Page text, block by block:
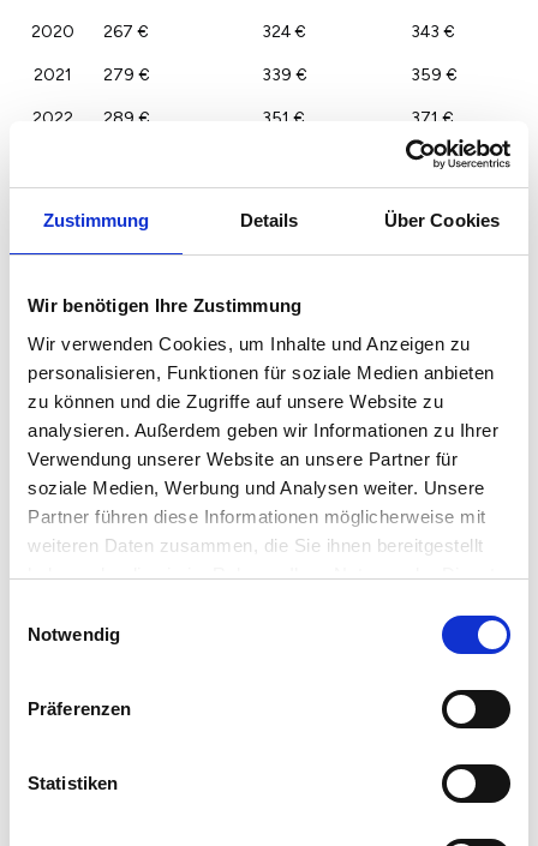
Zustimmung Details Über Cookies
Wir benötigen Ihre Zustimmung
Wir verwenden Cookies, um Inhalte und Anzeigen zu
personalisieren, Funktionen für soziale Medien anbieten
zu können und die Zugriffe auf unsere Website zu
analysieren. Außerdem geben wir Informationen zu Ihrer
Verwendung unserer Website an unsere Partner für
soziale Medien, Werbung und Analysen weiter. Unsere
Partner führen diese Informationen möglicherweise mit
weiteren Daten zusammen, die Sie ihnen bereitgestellt
haben oder die sie im Rahmen Ihrer Nutzung der Dienste
Notwendig
Präferenzen
Statistiken
2020 267 € 324 € 343 €
2021 279 € 339 € 359 €
2022 289 € 351 € 371 €
360 €